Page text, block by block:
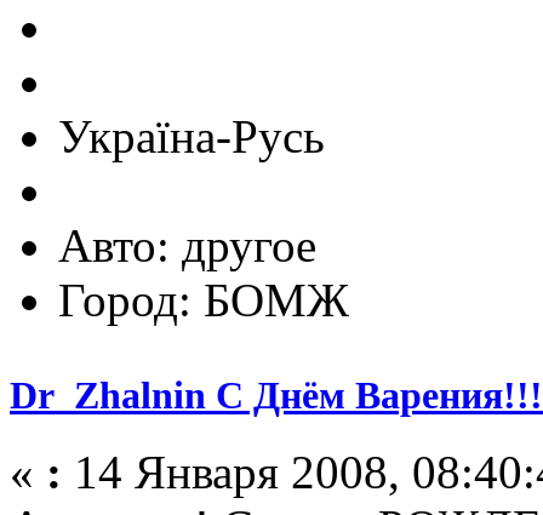
Україна-Русь
Авто: другое
Город: БОМЖ
Dr_Zhalnin С Днём
« : 14 Января 2008,